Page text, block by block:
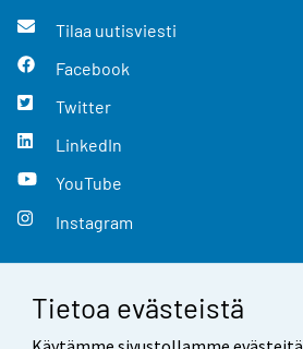
Tietoa evästeistä
Tilaa uutisviesti
Facebook
Twitter
LinkedIn
YouTube
Instagram
Yhteystiedot